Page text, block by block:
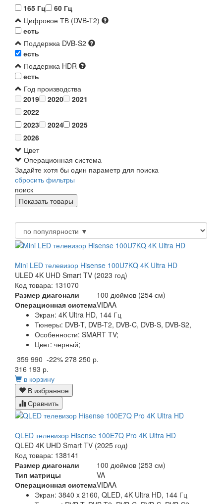
165 Гц
60 Гц
Цифровое ТВ (DVB-T2)
есть
Поддержка DVB-S2
есть
Поддержка HDR
есть
Год производства
2019
2020
2021
2022
2023
2024
2025
2026
Цвет
Операционная система
Задайте хотя бы один параметр для поиска
сбросить фильтры
поиск
Mini LED телевизор Hisense 100U7KQ 4K Ultra HD
ULED 4K UHD Smart TV (2023 год)
Код товара: 131070
Размер диагонали
100 дюймов (254 см)
Операционная системаVIDAA
Экран: 4K Ultra HD, 144 Гц
Тюнеры: DVB-T, DVB-T2, DVB-C, DVB-S, DVB-S2,
Особенности: SMART TV;
Цвет: черный;
359 990 -22% 278 250 р.
316 193 р.
в корзину
В избранное
Сравнить
QLED телевизор Hisense 100E7Q Pro 4K Ultra HD
QLED 4K UHD Smart TV (2025 год)
Код товара: 138141
Размер диагонали
100 дюймов (253 см)
Тип матрицы
VA
Операционная системаVIDAA
Экран: 3840 x 2160, QLED, 4K Ultra HD, 144 Гц